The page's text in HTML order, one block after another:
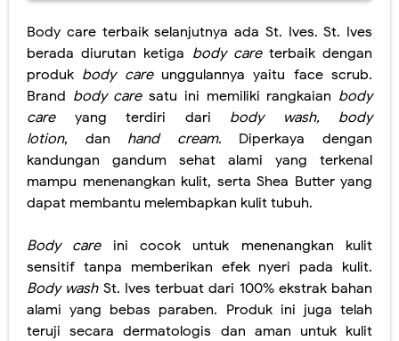
Body care terbaik selanjutnya ada St. Ives. St. Ives
berada diurutan ketiga body careterbaik dengan
produk body careunggulannya yaitu face scrub.
Brand body caresatu ini memiliki rangkaian body
careyang terdiri dari body wash, body
lotion, dan hand cream. Diperkaya dengan
kandungan gandum sehat alami yang terkenal
mampu menenangkan kulit, serta Shea Butter yang
dapat membantu melembapkan kulit tubuh.
Body careini cocok untuk menenangkan kulit
sensitif tanpa memberikan efek nyeri pada kulit.
Body washSt. Ives terbuat dari 100% ekstrak bahan
alami yang bebas paraben. Produk ini juga telah
teruji secara dermatologis dan aman untuk kulit